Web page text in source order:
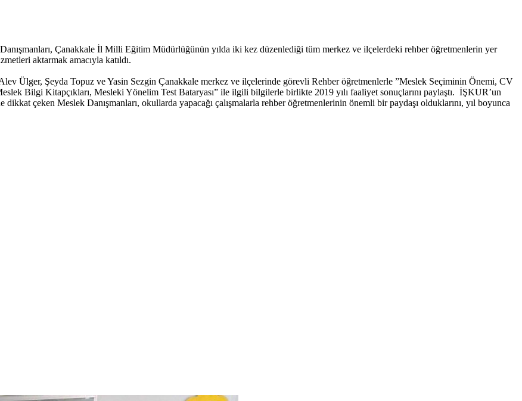
Çanakkale İl Milli Eğitim Müdürlüğünün yılda iki kez düzenlediği tüm merkez ve ilçelerdeki rehber öğretmenlerin yer
aktarmak amacıyla katıldı.
Ülger, Şeyda Topuz ve Yasin Sezgin Çanakkale merkez ve ilçelerinde görevli Rehber öğretmenlerle ”Meslek Seçiminin Önemi, CV
Bilgi Kitapçıkları, Mesleki Yönelim Test Bataryası” ile ilgili bilgilerle birlikte 2019 yılı faaliyet sonuçlarını paylaştı. İŞKUR’un
çeken Meslek Danışmanları, okullarda yapacağı çalışmalarla rehber öğretmenlerinin önemli bir paydaşı olduklarını, yıl boyunca